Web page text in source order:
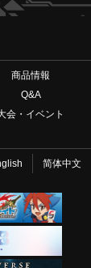
商品情報
Q&A
会・イベント
简体中文